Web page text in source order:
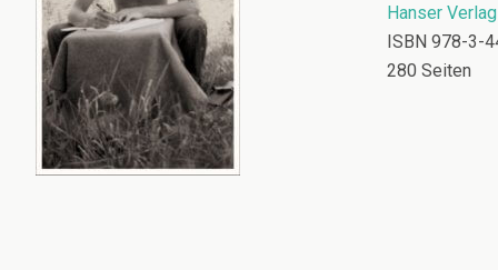
Hanser Verlag
ISBN 978-3-
280 Seiten